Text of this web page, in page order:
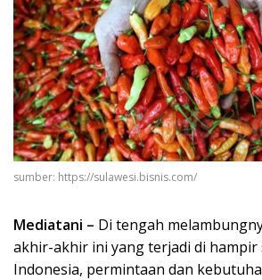
sumber: https://sulawesi.bisnis.com/
Mediatani – Di tengah
akhir-akhir ini yang terjadi di hampir
Indonesia, permintaan dan